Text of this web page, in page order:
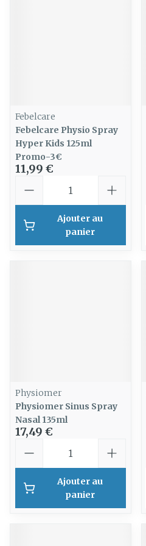
Febelcare
Febelcare Physio Spray
Hyper Kids 125ml
Promo-3€
11,99 €
Ajouter au
panier
Physiomer
Physiomer Sinus Spray
Nasal 135ml
17,49 €
Ajouter au
panier